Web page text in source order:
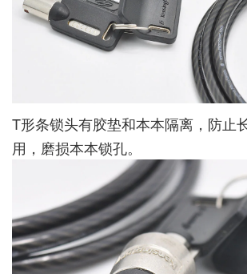
T形条锁头有胶垫和本本隔离，防止
用，磨损本本锁孔。